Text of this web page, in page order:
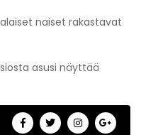
naiset rakastavat
asusi näyttää